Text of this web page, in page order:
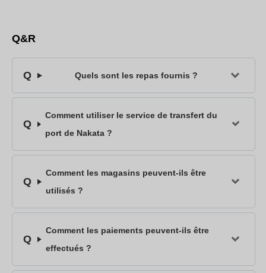
Q&R
Quels sont les repas fournis ?
Comment utiliser le service de transfert du
port de Nakata ?
Comment les magasins peuvent-ils être
utilisés ?
Comment les paiements peuvent-ils être
effectués ?